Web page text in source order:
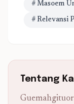
# Masoem
# Relevansi
Tentang